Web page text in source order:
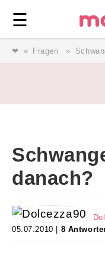
☰ ⎯
❤ Fragen
danach?
05.07.2010 | 8
Forum
Service